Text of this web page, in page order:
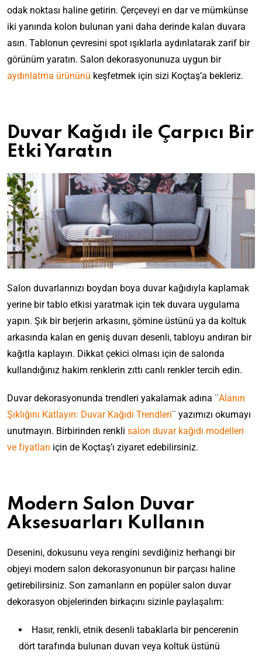
odak noktası haline getirin. Çerçeveyi en dar ve mümkünse
iki yanında kolon bulunan yani daha derinde kalan duvara
asın. Tablonun çevresini spot ışıklarla aydınlatarak zarif bir
görünüm yaratın. Salon dekorasyonunuza uygun bir
aydınlatma ürününü keşfetmek için sizi Koçtaş’a bekleriz.
Duvar Kağıdı ile Çarpıcı Bir
Etki Yaratın
Salon duvarlarınızı boydan boya duvar kağıdıyla kaplamak
yerine bir tablo etkisi yaratmak için tek duvara uygulama
yapın. Şık bir berjerin arkasını, şömine üstünü ya da koltuk
arkasında kalan en geniş duvarı desenli, tabloyu andıran bir
kağıtla kaplayın. Dikkat çekici olması için de salonda
kullandığınız hakim renklerin zıttı canlı renkler tercih edin.
Duvar dekorasyonunda trendleri yakalamak adına ¨Alanın
Şıklığını Katlayın: Duvar Kağıdı Trendleri¨ yazımızı okumayı
unutmayın. Birbirinden renkli salon duvar kağıdı modelleri
ve fiyatları için de Koçtaş’ı ziyaret edebilirsiniz.
Modern Salon Duvar
Aksesuarları Kullanın
Desenini, dokusunu veya rengini sevdiğiniz herhangi bir
objeyi modern salon dekorasyonunun bir parçası haline
getirebilirsiniz. Son zamanların en popüler salon duvar
dekorasyon objelerinden birkaçını sizinle paylaşalım:
Hasır, renkli, etnik desenli tabaklarla bir pencerenin
dört tarafında bulunan duvarı veya koltuk üstünü
K
i
i
i
ğ
n
z
i
E
v
i
n
z
S
a
Y
i
Y
l
d
Y
n
i
n
z
i
T
m
S
a
k
k
a
t
Ç
i
c